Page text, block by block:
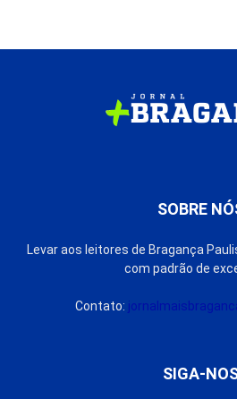
SOBRE
Levar aos leitores de Bragança
com padrão de
Contato:
SIGA-